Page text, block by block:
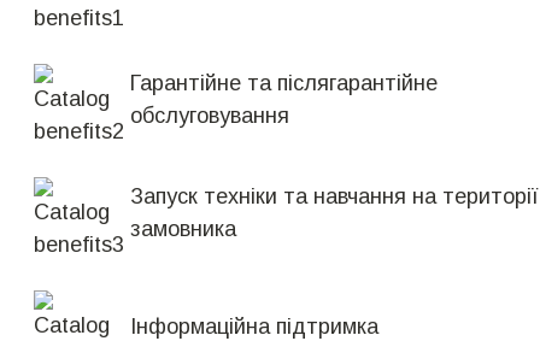
Гарантійне та післягарантійне
обслуговування
Запуск техніки та навчання на території
замовника
Інформаційна підтримка